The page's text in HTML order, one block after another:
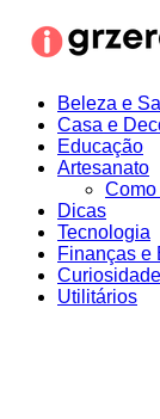
para
Beleza e
Casa e
Educação
Artesanato
Como
Dicas
Tecnologia
Finanças e
Utilitários